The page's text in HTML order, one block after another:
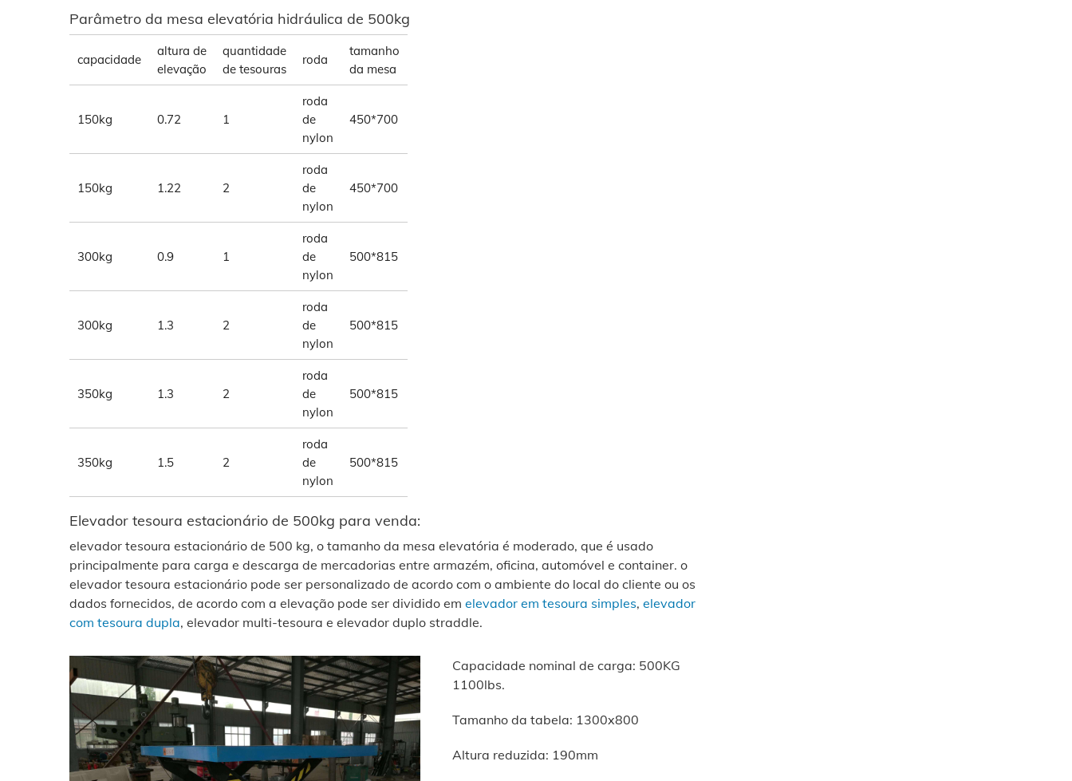
Parâmetro da mesa elevatória hidráulica de 500kg
capacidade
altura de
elevação
quantidade
de tesouras
roda
tamanho
da mesa
150kg 0.72 1
roda
de
nylon
450*700
150kg 1.22 2
roda
de
nylon
450*700
300kg 0.9 1
roda
de
nylon
500*815
300kg 1.3 2
roda
de
nylon
500*815
350kg 1.3 2
roda
de
nylon
500*815
350kg 1.5 2
roda
de
nylon
500*815
Elevador tesoura estacionário de 500kg para venda:
elevador tesoura estacionário de 500 kg, o tamanho da mesa elevatória é moderado, que é usado
principalmente para carga e descarga de mercadorias entre armazém, oficina, automóvel e container. o
elevador tesoura estacionário pode ser personalizado de acordo com o ambiente do local do cliente ou os
dados fornecidos, de acordo com a elevação pode ser dividido em elevador em tesoura simples, elevador
com tesoura dupla, elevador multi-tesoura e elevador duplo straddle.
Capacidade nominal de carga: 500KG
1100lbs.
Tamanho da tabela: 1300x800
Altura reduzida: 190mm